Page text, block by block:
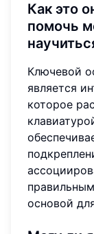
Как это
помочь
Ключевой
является
которое
основой